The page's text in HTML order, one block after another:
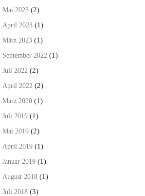
Mai 2023 (2)
April 2023 (1)
März 2023 (1)
September 2022 (1)
Juli 2022 (2)
April 2022 (2)
März 2020 (1)
Juli 2019 (1)
Mai 2019 (2)
April 2019 (1)
Januar 2019 (1)
August 2018 (1)
Juli 2018 (3)